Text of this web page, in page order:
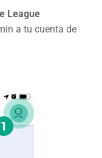
League
a tu cuenta de